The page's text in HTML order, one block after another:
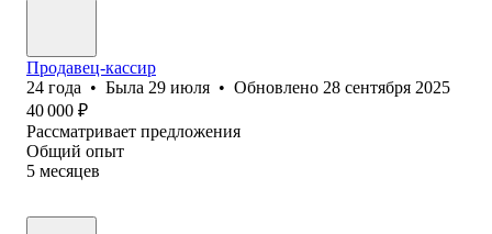
Продавец-кассир
24 года • Была 29 июля • Обновлено 28 сентября 2025
40 000 ₽
Рассматривает предложения
Общий опыт
5 месяцев